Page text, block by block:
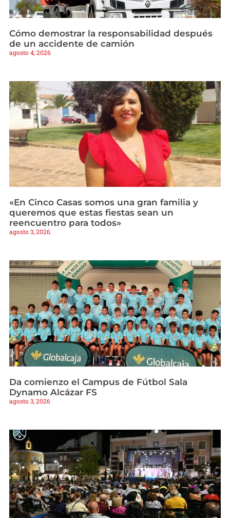
Cómo demostrar la responsabilidad después
de un accidente de camión
agosto 4, 2026
«En Cinco Casas somos una gran familia y
queremos que estas fiestas sean un
reencuentro para todos»
agosto 3, 2026
Da comienzo el Campus de Fútbol Sala
Dynamo Alcázar FS
agosto 3, 2026